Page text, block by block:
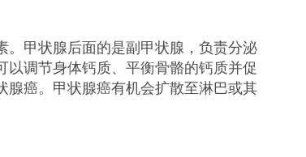
甲状腺后面的是副甲状腺，负责分泌
调节身体钙质、平衡骨骼的钙质并促
癌。甲状腺癌有机会扩散至淋巴或其